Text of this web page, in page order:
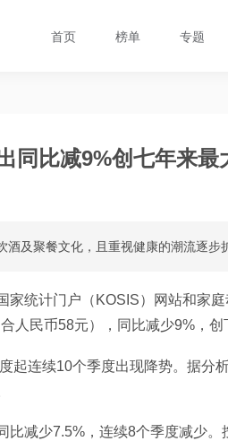
首页 榜单 专题
同比减9%创七年来最
及聚餐文化，且重视健康的潮流逐步
家统计门户（KOSIS）网站和家
人民币58元），同比减少9%，创
起连续10个季度出现降势。据分
比减少7.5%，连续8个季度减少